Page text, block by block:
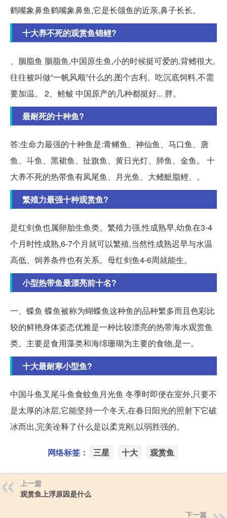
鹤嘴象鼻鱼鹤嘴象鼻鱼,它是长颌鱼的近亲,鼻子长长。
十大养不死的观赏鱼锦鲤?
、胭脂鱼 胭脂鱼,中国原生鱼,小的时候挺可爱的,背鳍很大,
往往被叫做“一帆风顺”什么的,图个吉利。吃沉底饲料,不需
要加温。 2、鳑鲏 中国原产的几种都挺好... 胖。
最耐死的十种鱼?
答:生命力最强的十种鱼是:青鳉鱼、神仙鱼、马口鱼、唐
鱼、斗鱼、黑裙鱼、扯旗鱼、黄日光灯、肺鱼、金鱼。 十
大养不死的热带鱼有凤尾鱼、月光鱼、大鳍魮脂鲤、。
繁殖力最强十种观赏鱼?
是红剑鱼也属卵胎生鱼类。繁殖力强,性成熟早,幼鱼在3-4
个月时性成熟,6-7个月就可以繁殖,当然性成熟迟早与水温
高低、饲养条件也有关系。母红剑鱼4-6周就能生。
小型热带鱼最漂亮前十名?
一、蝶鱼 蝶鱼被称为蝴蝶鱼这种鱼的品种繁多而且色彩比
较的鲜艳身体姿态优雅是一种比较漂亮的热带海水观赏鱼
类。主要是食用藻类和海绵珊瑚为主要的食物,是一。
十大最耐寒小型鱼?
中国斗鱼叉尾斗鱼食蚊鱼月光鱼 冬季时即便在室外,只要不
是太厚的冰层,它能坚持一个冬天,在春日阳光的照射下它破
冰而出,完美诠释了什么是以柔克刚,以弱胜强的。
网络标签： 三星 十大 观赏鱼
上一篇
观赏鱼上浮原因是什么
下一篇